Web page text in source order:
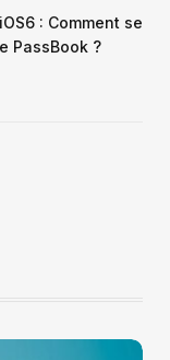
: Comment se
PassBook ?